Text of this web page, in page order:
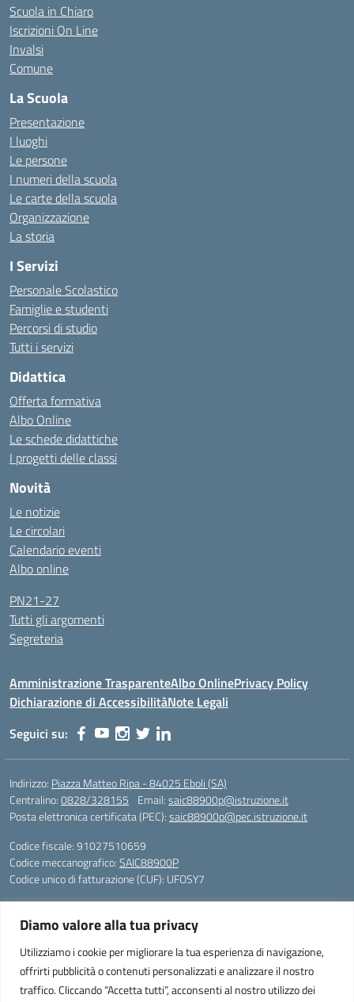
Diamo valore alla tua privacy
Utilizziamo i cookie per migliorare la tua esperienza di navigazione,
offrirti pubblicità o contenuti personalizzati e analizzare il nostro
traffico. Cliccando “Accetta tutti”, acconsenti al nostro utilizzo dei
Scuola in Chiaro
Iscrizioni On Line
Invalsi
Comune
La Scuola
Presentazione
I luoghi
Le persone
I numeri della scuola
Le carte della scuola
Organizzazione
La storia
I Servizi
Personale Scolastico
Famiglie e studenti
Percorsi di studio
Tutti i servizi
Didattica
Offerta formativa
Albo Online
Le schede didattiche
I progetti delle classi
Novità
Le notizie
Le circolari
Calendario eventi
Albo online
PN21-27
Tutti gli argomenti
Segreteria
Amministrazione TrasparenteAlbo OnlinePrivacy Policy
Dichiarazione di AccessibilitàNote Legali
Seguici su:
Indirizzo: Piazza Matteo Ripa - 84025 Eboli (SA)
Centralino:0828/328155 Email:saic88900p@istruzione.it
Posta elettronica certificata (PEC):saic88900p@pec.istruzione.it
Codice fiscale: 91027510659
Codice meccanografico:SAIC88900P
Codice unico di fatturazione (CUF): UFOSY7
Telefono e fax: 0828/328155
pec: saic88900p@pec.istruzione.it
Codice Fiscale: 91027510659
Codice Meccanografico SAIC88900P